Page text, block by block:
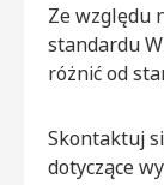
Ze względu
standardu
różnić od
Skontaktuj
dotyczące